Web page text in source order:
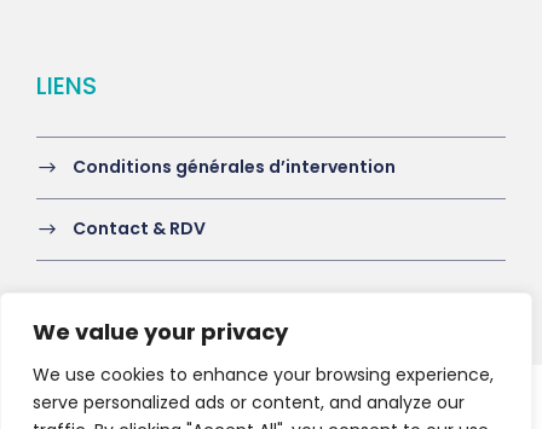
We value your privacy
We use cookies to enhance your browsing experience,
serve personalized ads or content, and analyze our
LIENS
Conditions générales d’intervention
Contact & RDV
Copyright 2021 HV-A, All Right Reserved